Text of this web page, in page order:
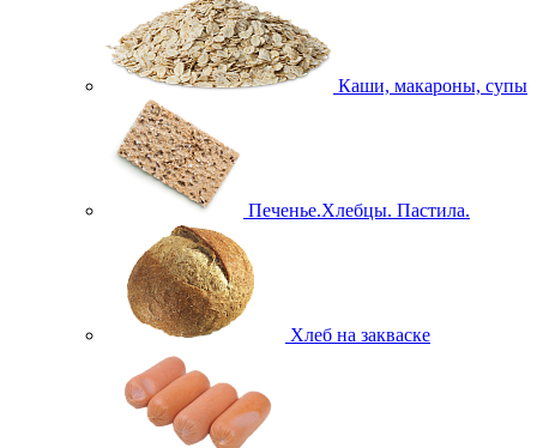
Каши, макароны, супы
Печенье.Хлебцы. Пастила.
Хлеб на закваске